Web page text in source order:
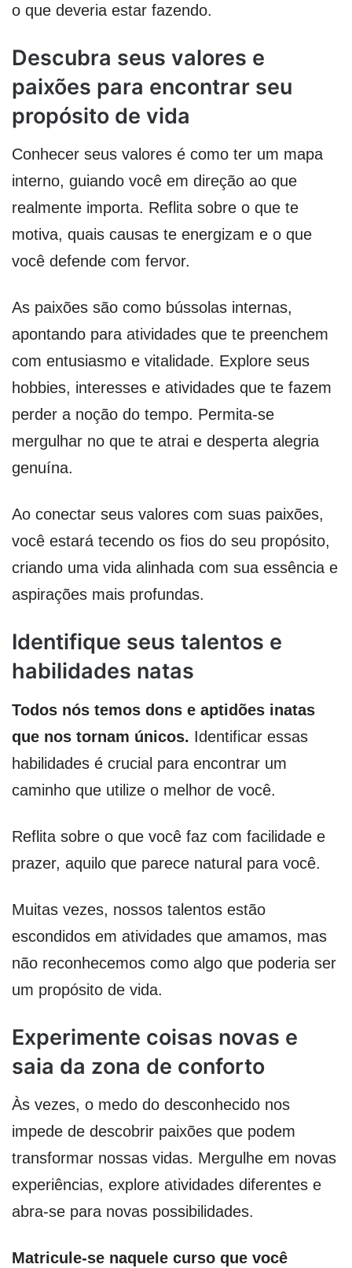
o que deveria estar fazendo.
Descubra seus valores e
paixões para encontrar seu
propósito de vida
Conhecer seus valores é como ter um mapa
interno, guiando você em direção ao que
realmente importa. Reflita sobre o que te
motiva, quais causas te energizam e o que
você defende com fervor.
As paixões são como bússolas internas,
apontando para atividades que te preenchem
com entusiasmo e vitalidade. Explore seus
hobbies, interesses e atividades que te fazem
perder a noção do tempo. Permita-se
mergulhar no que te atrai e desperta alegria
genuína.
Ao conectar seus valores com suas paixões,
você estará tecendo os fios do seu propósito,
criando uma vida alinhada com sua essência e
aspirações mais profundas.
Identifique seus talentos e
habilidades natas
Todos nós temos dons e aptidões inatas
que nos tornam únicos. Identificar essas
habilidades é crucial para encontrar um
caminho que utilize o melhor de você.
Reflita sobre o que você faz com facilidade e
prazer, aquilo que parece natural para você.
Muitas vezes, nossos talentos estão
escondidos em atividades que amamos, mas
não reconhecemos como algo que poderia ser
um propósito de vida.
Experimente coisas novas e
saia da zona de conforto
Às vezes, o medo do desconhecido nos
impede de descobrir paixões que podem
transformar nossas vidas. Mergulhe em novas
experiências, explore atividades diferentes e
abra-se para novas possibilidades.
Matricule-se naquele curso que você